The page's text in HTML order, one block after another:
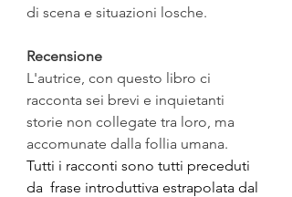
di scena e situazioni losche.
Recensione
L'autrice, con questo libro ci
racconta sei brevi e inquietanti
storie non collegate tra loro, ma
accomunate dalla follia umana.
Tutti i racconti sono tutti preceduti
da  frase introduttiva estrapolata dal